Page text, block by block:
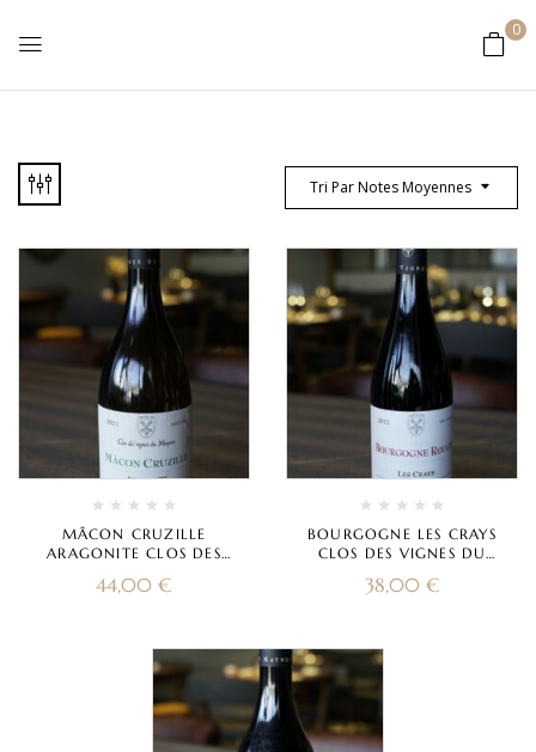
0
Tri Par Notes Moyennes
MÂCON CRUZILLE
ARAGONITE CLOS DES
44,00 €
BOURGOGNE LES CRAYS
CLOS DES VIGNES DU
38,00 €